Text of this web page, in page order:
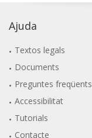
Ajuda
Textos legals
Documents
Preguntes freqüents
Accessibilitat
Tutorials
Contacte